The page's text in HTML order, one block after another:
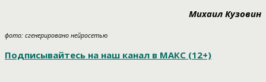
Михаил Кузовин
фото: сгенерировано нейросетью
Подписывайтесь на наш канал в МАКС (12+)